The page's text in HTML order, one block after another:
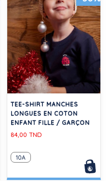
TEE-SHIRT MANCHES
LONGUES EN COTON
ENFANT FILLE / GARÇON
84,00 TND
10A